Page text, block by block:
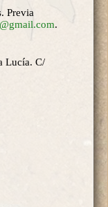
Previa
.
Lucía. C/